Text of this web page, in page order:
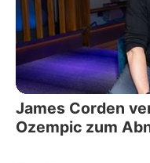
James Corden
Ozempic zum